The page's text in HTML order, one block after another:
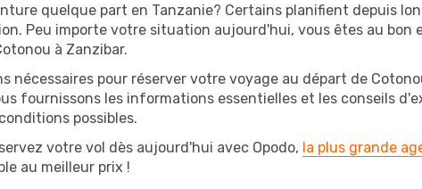
quelque part en Tanzanie? Certains planifient depuis
Peu importe votre situation aujourd'hui, vous êtes au bon
à Zanzibar.
nécessaires pour réserver votre voyage au départ de
fournissons les informations essentielles et les conseils
possibles.
votre vol dès aujourd'hui avec Opodo, la plus grande
au meilleur prix !